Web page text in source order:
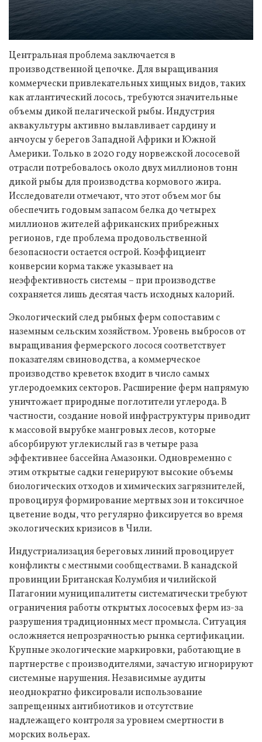
Центральная проблема заключается в
производственной цепочке. Для выращивания
коммерчески привлекательных хищных видов, таких
как атлантический лосось, требуются значительные
объемы дикой пелагической рыбы. Индустрия
аквакультуры активно вылавливает сардину и
анчоусы у берегов Западной Африки и Южной
Америки. Только в 2020 году норвежской лососевой
отрасли потребовалось около двух миллионов тонн
дикой рыбы для производства кормового жира.
Исследователи отмечают, что этот объем мог бы
обеспечить годовым запасом белка до четырех
миллионов жителей африканских прибрежных
регионов, где проблема продовольственной
безопасности остается острой. Коэффициент
конверсии корма также указывает на
неэффективность системы – при производстве
сохраняется лишь десятая часть исходных калорий.
Экологический след рыбных ферм сопоставим с
наземным сельским хозяйством. Уровень выбросов от
выращивания фермерского лосося соответствует
показателям свиноводства, а коммерческое
производство креветок входит в число самых
углеродоемких секторов. Расширение ферм напрямую
уничтожает природные поглотители углерода. В
частности, создание новой инфраструктуры приводит
к массовой вырубке мангровых лесов, которые
абсорбируют углекислый газ в четыре раза
эффективнее бассейна Амазонки. Одновременно с
этим открытые садки генерируют высокие объемы
биологических отходов и химических загрязнителей,
провоцируя формирование мертвых зон и токсичное
цветение воды, что регулярно фиксируется во время
экологических кризисов в Чили.
Индустриализация береговых линий провоцирует
конфликты с местными сообществами. В канадской
провинции Британская Колумбия и чилийской
Патагонии муниципалитеты систематически требуют
ограничения работы открытых лососевых ферм из-за
разрушения традиционных мест промысла. Ситуация
осложняется непрозрачностью рынка сертификации.
Крупные экологические маркировки, работающие в
партнерстве с производителями, зачастую игнорируют
системные нарушения. Независимые аудиты
неоднократно фиксировали использование
запрещенных антибиотиков и отсутствие
надлежащего контроля за уровнем смертности в
морских вольерах.